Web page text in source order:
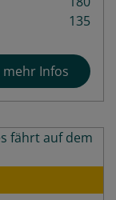
135
mehr Infos